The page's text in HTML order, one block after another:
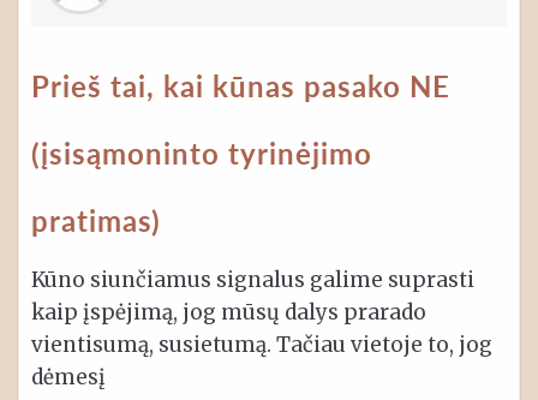
Prieš tai, kai kūnas pasako NE
(įsisąmoninto tyrinėjimo
pratimas)
Kūno siunčiamus signalus galime suprasti
kaip įspėjimą, jog mūsų dalys prarado
vientisumą, susietumą. Tačiau vietoje to, jog
dėmesį